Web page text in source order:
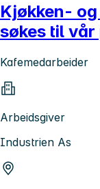
Kjøkken-
søkes til
Kafemedarbeider
Arbeidsgiver
Industrien As